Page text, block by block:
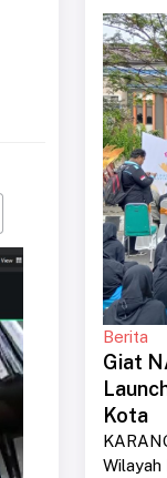
Berita
Giat
Kota
Wilayah